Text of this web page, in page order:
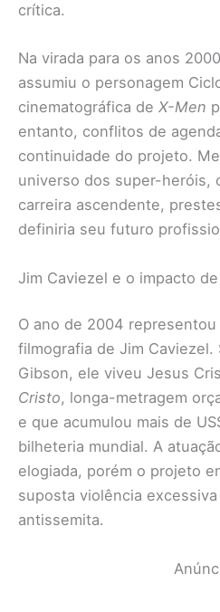
crítica.
Na virada para os anos
assumiu o personagem
cinematográfica de X-Men
entanto, conflitos de
continuidade do projeto.
universo dos super-heróis,
carreira ascendente,
definiria seu futuro
Jim Caviezel e o impacto
O ano de 2004
filmografia de Jim Caviezel.
Gibson, ele viveu Jesus
Cristo, longa-metragem
e que acumulou mais de
bilheteria mundial. A
elogiada, porém o projeto
suposta violência
antissemita.